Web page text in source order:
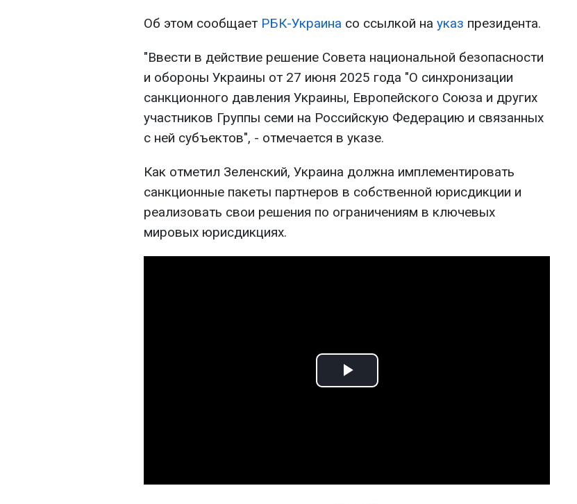
Об этом сообщает РБК-Украина со ссылкой на указ президента.
"Ввести в действие решение Совета национальной безопасности
и обороны Украины от 27 июня 2025 года "О синхронизации
санкционного давления Украины, Европейского Союза и других
участников Группы семи на Российскую Федерацию и связанных
с ней субъектов", - отмечается в указе.
Как отметил Зеленский, Украина должна имплементировать
санкционные пакеты партнеров в собственной юрисдикции и
реализовать свои решения по ограничениям в ключевых
мировых юрисдикциях.
Play